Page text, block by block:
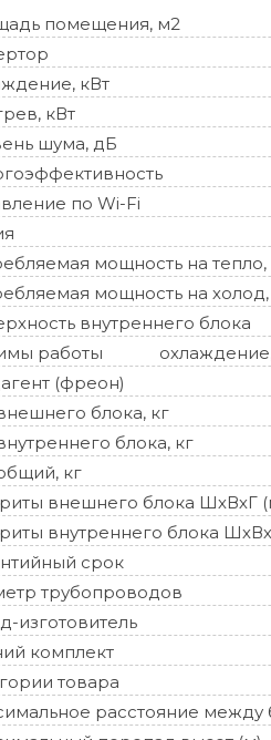
помещения, м2
кВт
кВт
шума, дБ
по Wi-Fi
мощность на тепло,
мощность на холод,
внутреннего блока
работы
(фреон)
блока, кг
блока, кг
кг
внешнего блока ШхВхГ
внутреннего блока
срок
трубопроводов
изготовитель
комплект
товара
расстояние между